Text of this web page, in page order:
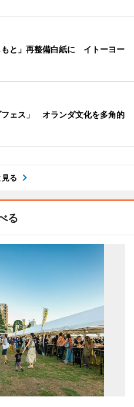
もと」再整備白紙に イトーヨー
フェス」 オランダ文化を多角的
見る
る